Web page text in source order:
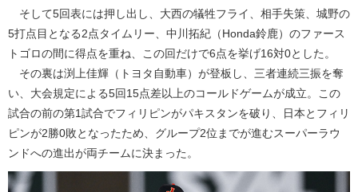
そして5回表には押し出し、大西の犠牲フライ、相手失策、城野の
5打点目となる2点タイムリー、中川拓紀（Honda鈴鹿）のファース
トゴロの間に得点を重ね、この回だけで6点を挙げ16対0とした。
その裏は渕上佳輝（トヨタ自動車）が登板し、三者連続三振を奪
い、大会規定による5回15点差以上のコールドゲームが成立。この
試合の前の第1試合でフィリピンがパキスタンを破り、日本とフィリ
ピンが2勝0敗となったため、グループ2位までが進むスーパーラウ
ンドへの進出が両チームに決まった。